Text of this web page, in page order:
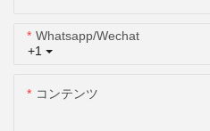
+1
Whatsapp/wechat
コンテンツ